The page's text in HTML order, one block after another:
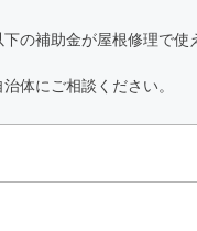
の補助金が屋根修理で使
体にご相談ください。